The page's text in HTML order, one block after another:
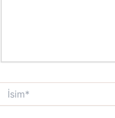
İsim*